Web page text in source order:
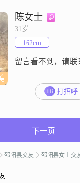
陈女士
31岁
162cm
留言看不到，请联
打招呼
下一页
邵阳县交友 邵阳县女士交